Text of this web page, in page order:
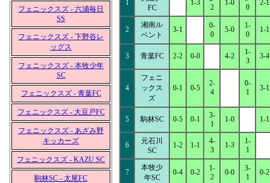
フェニックスズ - 六浦毎日
SS
フェニックスズ - 下野谷レ
ッグス
フェニックスズ - 本牧少年
SC
フェニックスズ - 青葉FC
フェニックスズ - 大豆戸FC
フェニックスズ - あざみ野
キッカーズ
フェニックスズ - KAZU SC
駒林SC - 太尾FC
1
FC
1-3
2
1-0
0
2-1
2
湘南ル
ベント
3-1
0-
0
5-0
1-
0
1-1
3 青葉FC 2-2 0-0 4-2
1-
3
3-4
4
フェニ
ックス
ズ
0-1 0-5
2-
4
0-
1
3-1
5 駒林SC 0-5 0-1
3-
1
1-0 1-1
6
元石川
SC
1-2 1-1
4-
3
1-3
1-
1
7
本牧少
年SC
0-4 0-2
1-
2
0-0
3-
1
0-2